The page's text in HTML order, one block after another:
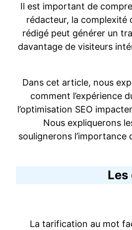
Il est important de
rédacteur, la complexité
rédigé peut générer un
davantage de visiteurs
Dans cet article, nous
comment l’expérience
l’optimisation SEO
Nous expliquerons
soulignerons
La tarification au mot